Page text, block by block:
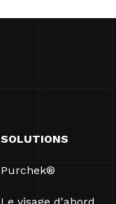
SOLUTIONS
Purchek®
Le visage d'abord